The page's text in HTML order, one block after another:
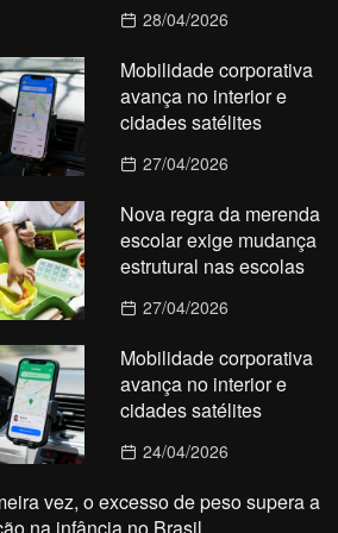
28/04/2026
Mobilidade corporativa
avança no interior e
cidades satélites
27/04/2026
Nova regra da merenda
escolar exige mudança
estrutural nas escolas
27/04/2026
Mobilidade corporativa
avança no interior e
cidades satélites
24/04/2026
vez, o excesso de peso supera a